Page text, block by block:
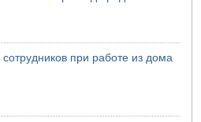
погиб велосипедист
о нападении хуситов
сотрудников при работе из дома